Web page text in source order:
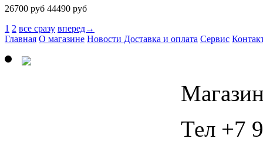
26700 руб 44490 руб
1 2 все сразу вперед→
Главная О магазине Новости Доставка и оплата Сервис
Тел +7